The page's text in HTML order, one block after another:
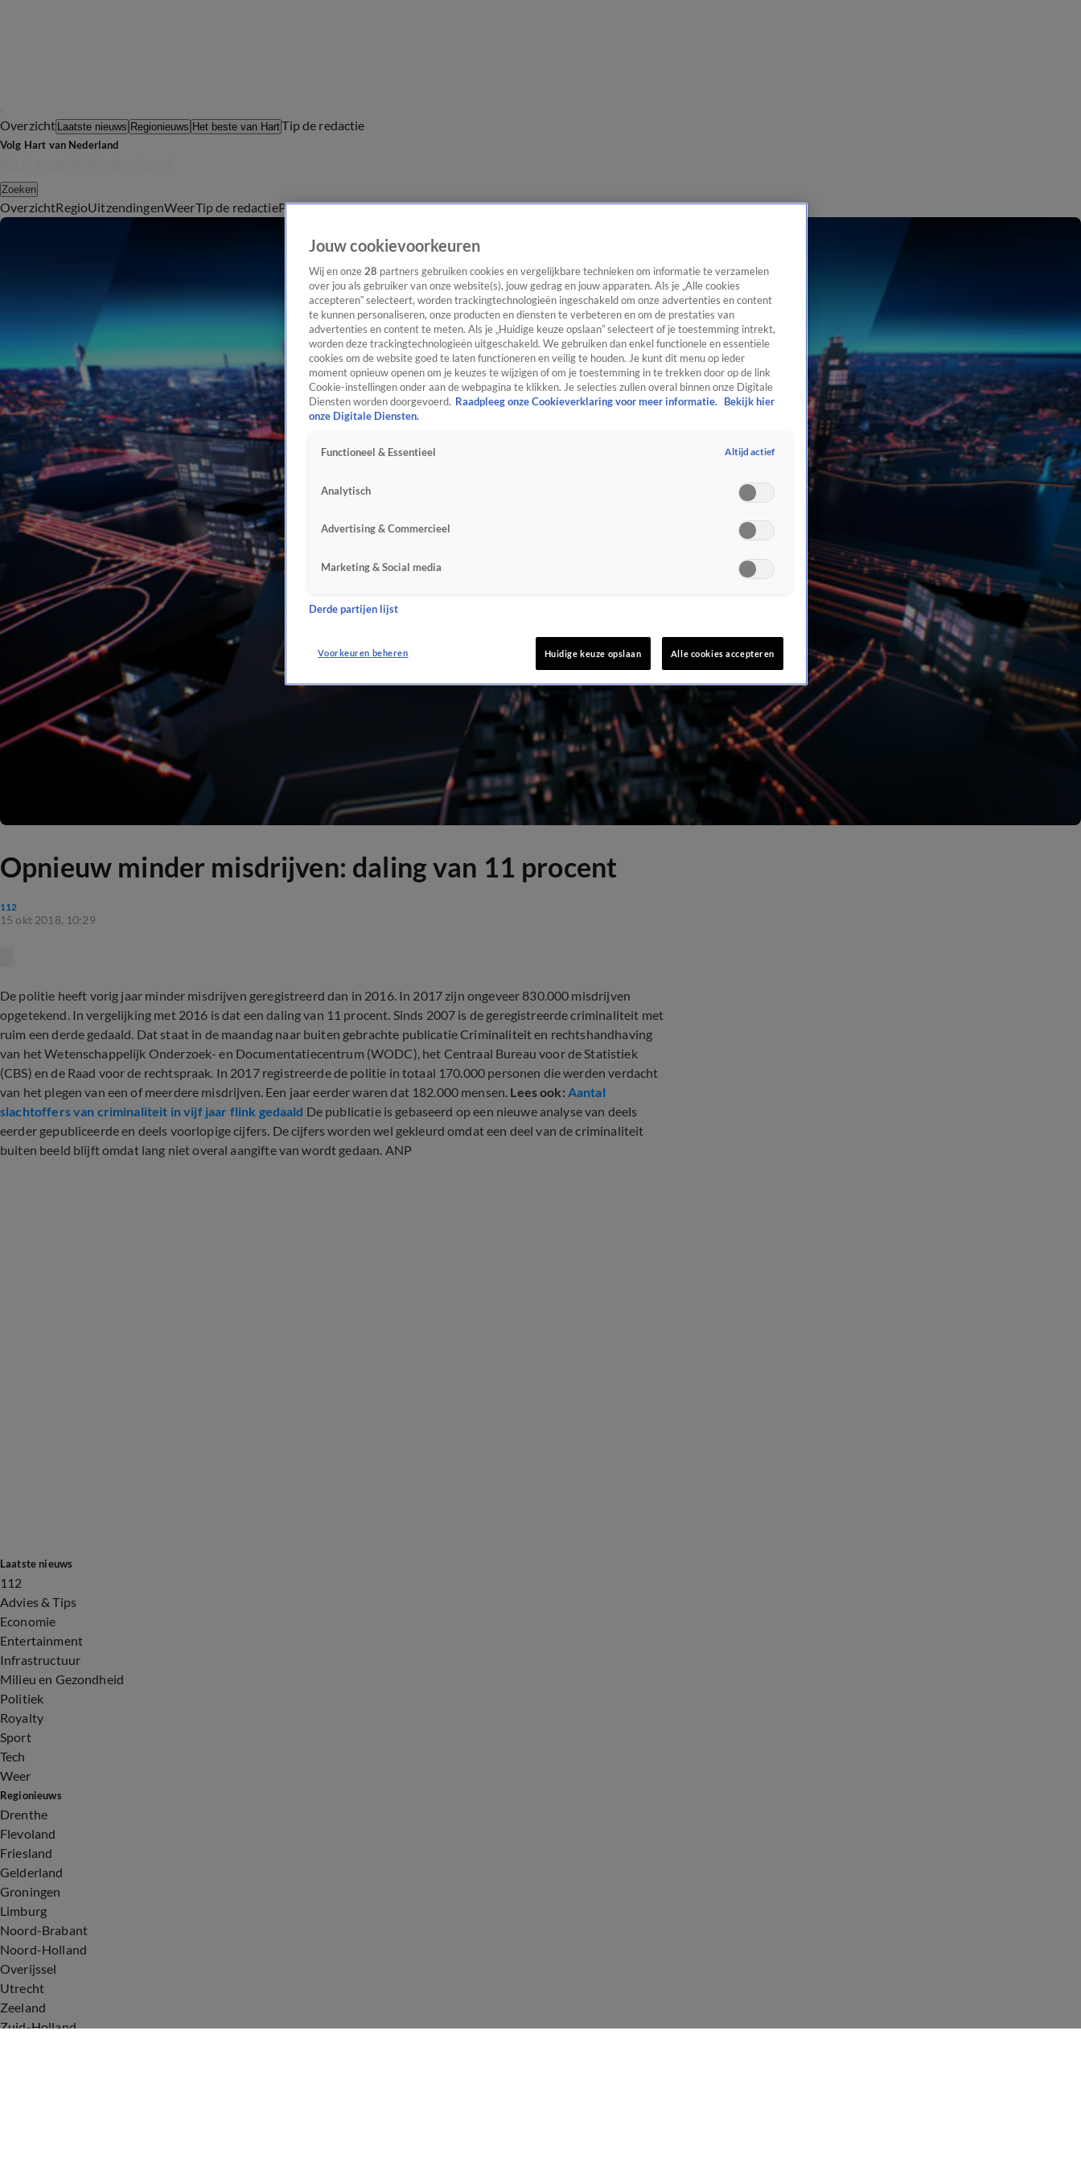
Overzicht Laatste nieuws Regionieuws Het beste van HartTip de redactie
Volg Hart van Nederland
Zoeken
OverzichtRegioUitzendingenWeerTip de redactiePanelVideo's
Opnieuw minder misdrijven: daling van 11 procent
112
15 okt 2018, 10:29
De politie heeft vorig jaar minder misdrijven geregistreerd dan in 2016. In 2017 zijn ongeveer 830.000 misdrijven
opgetekend. In vergelijking met 2016 is dat een daling van 11 procent. Sinds 2007 is de geregistreerde criminaliteit met
ruim een derde gedaald. Dat staat in de maandag naar buiten gebrachte publicatie Criminaliteit en rechtshandhaving
van het Wetenschappelijk Onderzoek- en Documentatiecentrum (WODC), het Centraal Bureau voor de Statistiek
(CBS) en de Raad voor de rechtspraak. In 2017 registreerde de politie in totaal 170.000 personen die werden verdacht
van het plegen van een of meerdere misdrijven. Een jaar eerder waren dat 182.000 mensen. Lees ook: Aantal
slachtoffers van criminaliteit in vijf jaar flink gedaald De publicatie is gebaseerd op een nieuwe analyse van deels
eerder gepubliceerde en deels voorlopige cijfers. De cijfers worden wel gekleurd omdat een deel van de criminaliteit
buiten beeld blijft omdat lang niet overal aangifte van wordt gedaan. ANP
Laatste nieuws
112
Advies & Tips
Economie
Entertainment
Infrastructuur
Milieu en Gezondheid
Politiek
Royalty
Sport
Tech
Weer
Regionieuws
Drenthe
Flevoland
Friesland
Gelderland
Groningen
Limburg
Noord-Brabant
Noord-Holland
Overijssel
Utrecht
Zeeland
Zuid-Holland
Jouw cookievoorkeuren
Wij en onze 28 partners gebruiken cookies en vergelijkbare technieken om informatie te verzamelen
over jou als gebruiker van onze website(s), jouw gedrag en jouw apparaten. Als je „Alle cookies
accepteren” selecteert, worden trackingtechnologieën ingeschakeld om onze advertenties en content
te kunnen personaliseren, onze producten en diensten te verbeteren en om de prestaties van
advertenties en content te meten. Als je „Huidige keuze opslaan” selecteert of je toestemming intrekt,
worden deze trackingtechnologieën uitgeschakeld. We gebruiken dan enkel functionele en essentiële
cookies om de website goed te laten functioneren en veilig te houden. Je kunt dit menu op ieder
moment opnieuw openen om je keuzes te wijzigen of om je toestemming in te trekken door op de link
Cookie-instellingen onder aan de webpagina te klikken. Je selecties zullen overal binnen onze Digitale
Diensten worden doorgevoerd. Raadpleeg onze Cookieverklaring voor meer informatie.
Bekijk hier
onze Digitale Diensten.
Functioneel & Essentieel Altijd actief
Analytisch
Advertising & Commercieel
Marketing & Social media
Derde partijen lijst
Voorkeuren beheren Huidige keuze opslaan Alle cookies accepteren